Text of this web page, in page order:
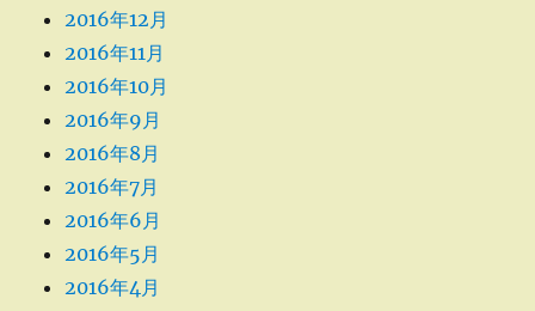
2016年12月
2016年11月
2016年10月
2016年9月
2016年8月
2016年7月
2016年6月
2016年5月
2016年4月